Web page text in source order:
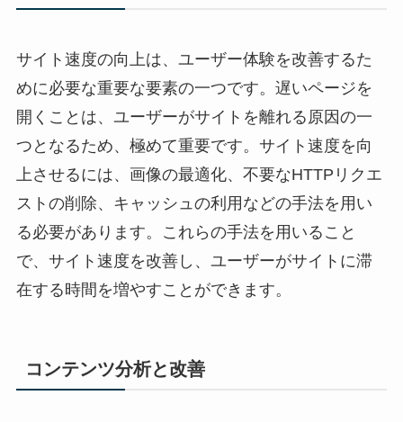
サイト速度の向上は、ユーザー体験を改善するた
めに必要な重要な要素の一つです。遅いページを
開くことは、ユーザーがサイトを離れる原因の一
つとなるため、極めて重要です。サイト速度を向
上させるには、画像の最適化、不要なHTTPリクエ
ストの削除、キャッシュの利用などの手法を用い
る必要があります。これらの手法を用いること
で、サイト速度を改善し、ユーザーがサイトに滞
在する時間を増やすことができます。
コンテンツ分析と改善